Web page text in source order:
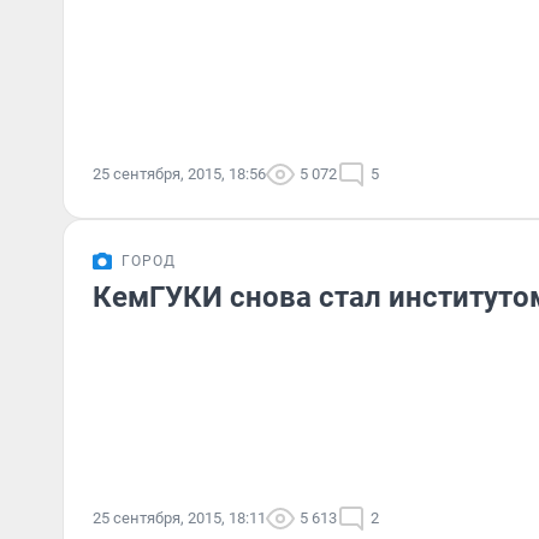
25 сентября, 2015, 18:56 5 072 5
ГОРОД
КемГУКИ снова стал
25 сентября, 2015, 18:11 5 613 2